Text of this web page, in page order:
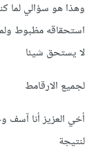
استحقاقه مظبوط
لا يستحق شيئا
لجميع الارقامط
أخي العزيز أنا
لنتيجة